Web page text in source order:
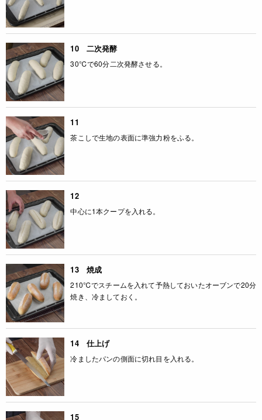
10 二次発酵
30℃で60分二次発酵させる。
11
茶こしで生地の表面に準強力粉をふる。
12
中心に1本クープを入れる。
13 焼成
210℃でスチームを入れて予熱しておいたオーブンで20分
焼き、冷ましておく。
14 仕上げ
冷ましたパンの側面に切れ目を入れる。
15